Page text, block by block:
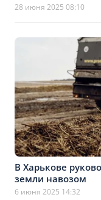
28 июня 2025 08:10
В Харькове
земли навозом
6 июня 2025 14:32